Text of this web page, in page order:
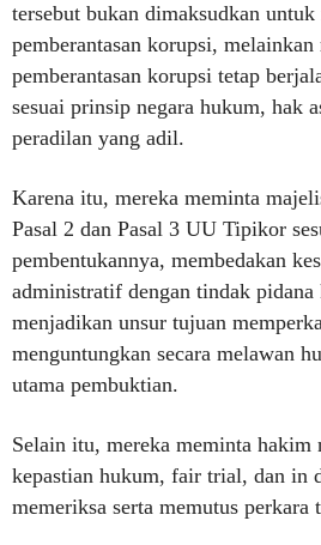
tersebut bukan dimaksudkan untuk
pemberantasan korupsi, melainkan
pemberantasan korupsi tetap
sesuai prinsip negara hukum, hak
peradilan yang adil.
Karena itu, mereka meminta
Pasal 2 dan Pasal 3 UU Tipikor
pembentukannya, membedakan
administratif dengan tindak pidana
menjadikan unsur tujuan
menguntungkan secara melawan
utama pembuktian.
Selain itu, mereka meminta hakim
kepastian hukum, fair trial, dan in
memeriksa serta memutus perkara